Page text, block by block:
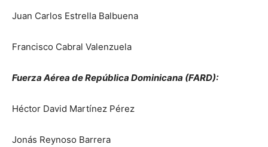
Juan Carlos Estrella Balbuena
Francisco Cabral Valenzuela
Fuerza Aérea de República Dominicana (FARD):
Héctor David Martínez Pérez
Jonás Reynoso Barrera